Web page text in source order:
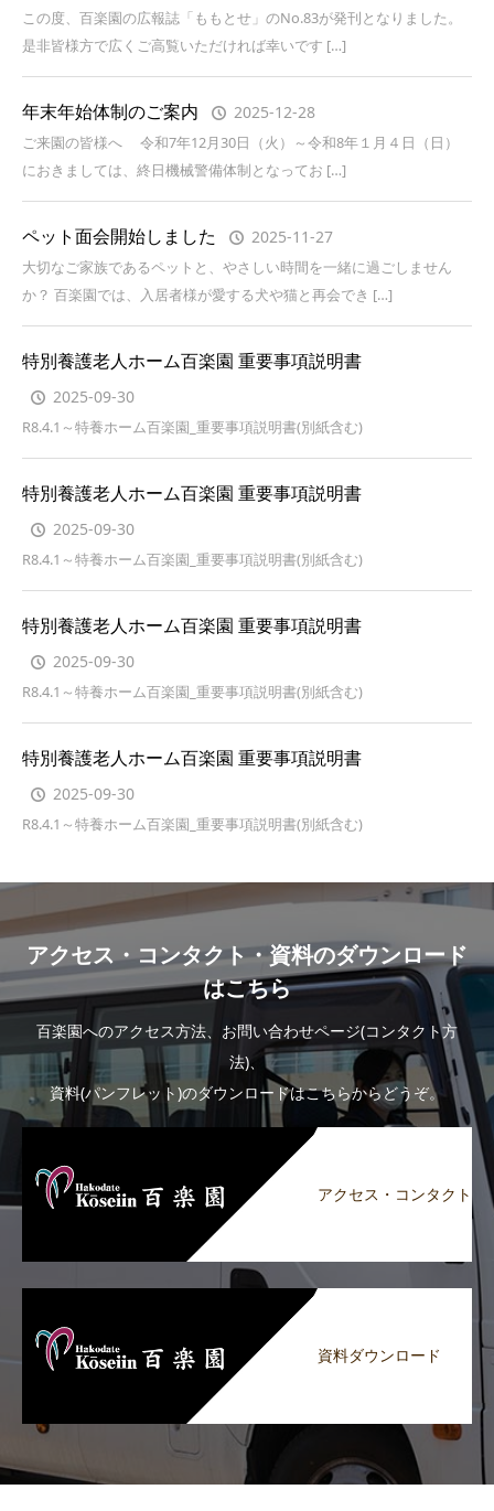
この度、百楽園の広報誌「ももとせ」のNo.83が発刊となりました。
是非皆様方で広くご高覧いただければ幸いです […]
年末年始体制のご案内 2025-12-28
ご来園の皆様へ 令和7年12月30日（火）～令和8年１月４日（日）
におきましては、終日機械警備体制となってお […]
ペット面会開始しました 2025-11-27
大切なご家族であるペットと、やさしい時間を一緒に過ごしません
か？ 百楽園では、入居者様が愛する犬や猫と再会でき […]
特別養護老人ホーム百楽園 重要事項説明書
2025-09-30
R8.4.1～特養ホーム百楽園_重要事項説明書(別紙含む)
特別養護老人ホーム百楽園 重要事項説明書
2025-09-30
R8.4.1～特養ホーム百楽園_重要事項説明書(別紙含む)
特別養護老人ホーム百楽園 重要事項説明書
2025-09-30
R8.4.1～特養ホーム百楽園_重要事項説明書(別紙含む)
特別養護老人ホーム百楽園 重要事項説明書
2025-09-30
R8.4.1～特養ホーム百楽園_重要事項説明書(別紙含む)
アクセス・コンタクト・資料のダウンロード
はこちら
百楽園へのアクセス方法、お問い合わせページ(コンタクト方
法)、
資料(パンフレット)のダウンロードはこちらからどうぞ。
アクセス・コンタクト
資料ダウンロード